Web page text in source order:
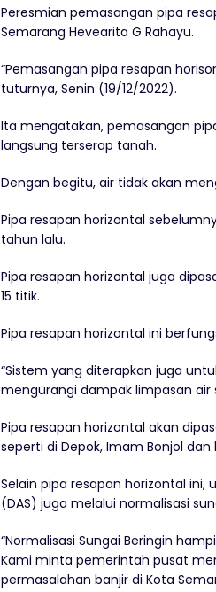
Peresmian pemasangan pipa
Semarang Hevearita G Rahayu.
“Pemasangan pipa resapan
tuturnya, Senin (19/12/2022).
Ita mengatakan, pemasangan
langsung terserap tanah.
Dengan begitu, air tidak akan
Pipa resapan horizontal
tahun lalu.
Pipa resapan horizontal juga
15 titik.
Pipa resapan horizontal ini
“Sistem yang diterapkan juga
mengurangi dampak limpasan air
Pipa resapan horizontal akan
seperti di Depok, Imam Bonjol
Selain pipa resapan horizontal ini,
(DAS) juga melalui normalisasi
“Normalisasi Sungai Beringin
Kami minta pemerintah pusat
permasalahan banjir di Kota